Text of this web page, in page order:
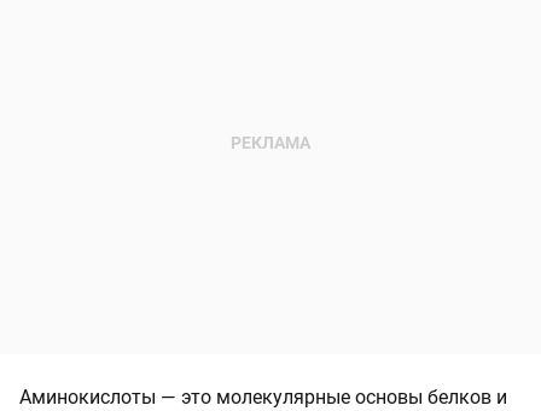
Аминокислоты — это молекулярные основы белков и